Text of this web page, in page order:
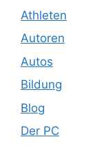
Athleten
Autoren
Autos
Bildung
Blog
Der PC